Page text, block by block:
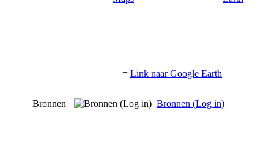
= Link naar Google Earth
Bronnen Bronnen (Log in)